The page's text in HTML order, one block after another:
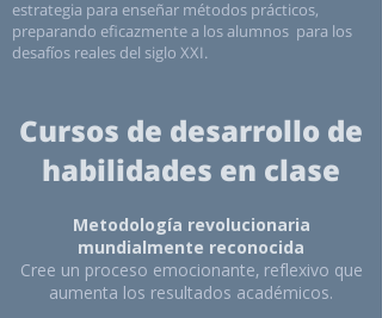
estrategia para enseñar métodos prácticos,
preparando eficazmente a los alumnos para los
desafíos reales del siglo XXI.
Cursos de desarrollo de
habilidades en clase
Metodología revolucionaria
mundialmente reconocida
Cree un proceso emocionante, reflexivo que
aumenta los resultados académicos.